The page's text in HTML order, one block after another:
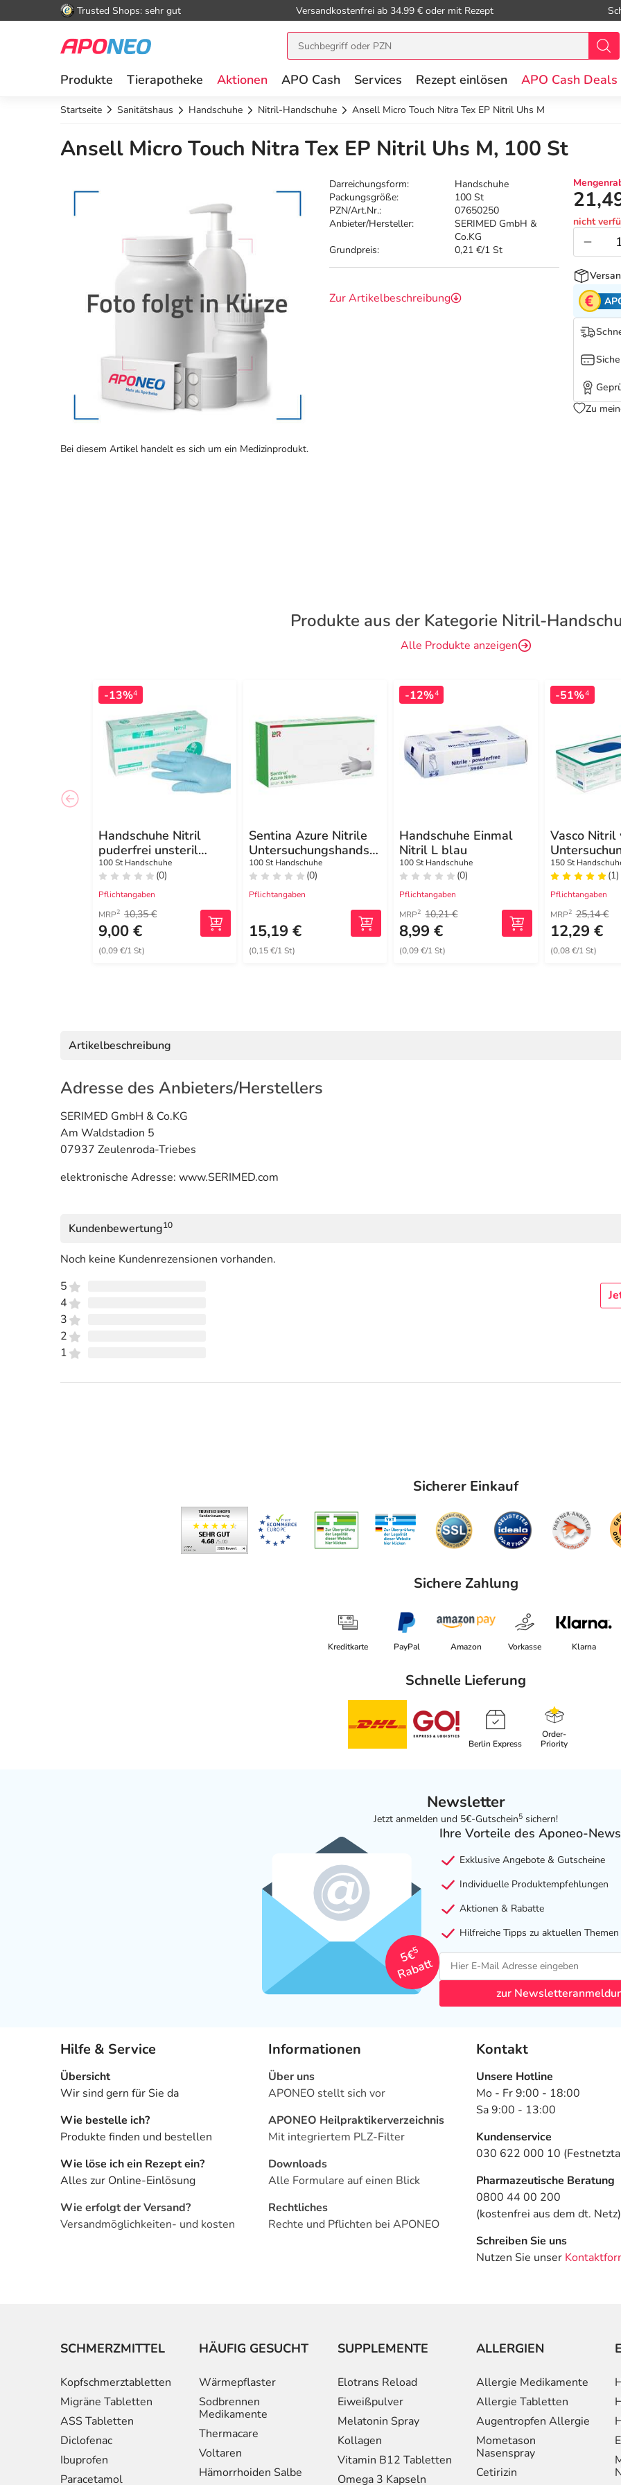
Trusted Shops: sehr gut Versandkostenfrei ab 34.99 € oder mit Rezept
Produkte Tierapotheke Aktionen APO Cash Services Rezept einlösen APO Cash Deals
Startseite Sanitätshaus Handschuhe Nitril-Handschuhe Ansell Micro Touch Nitra Tex EP Nitril Uhs M
Ansell Micro Touch Nitra Tex EP Nitril Uhs M, 100 St
Darreichungsform:
Handschuhe
Packungsgröße:
100 St
PZN/Art.Nr.:
07650250
Anbieter/Hersteller:
SERIMED GmbH &
Co.KG
Grundpreis:
0,21 €/1 St
Zur Artikelbeschreibung
nicht
Zu
Bei diesem Artikel handelt es sich um ein Medizinprodukt.
Produkte aus der Kategorie Nitril-
Alle Produkte anzeigen
-13%4
Handschuhe Nitril
puderfrei unsteril
Größe L blau
100 St Handschuhe
(0)
Pflichtangaben
MRP2 10,35 €
9,00 €
(0,09 €/1 St)
Sentina Azure Nitrile
Untersuchungshandsc
huhe unste.pf XL 9 -
10
100 St Handschuhe
(0)
Pflichtangaben
15,19 €
(0,15 €/1 St)
-12%4
Handschuhe Einmal
Nitril L blau
100 St Handschuhe
(0)
Pflichtangaben
MRP2 10,21 €
8,99 €
(0,09 €/1 St)
-51%4
Vasco Nitril
huhe Größe
150 St
(1)
Pflichtangaben
MRP2 25,14 €
12,29 €
(0,08 €/1 St)
Artikelbeschreibung
Adresse des Anbieters/Herstellers
SERIMED GmbH & Co.KG
Am Waldstadion 5
07937 Zeulenroda-Triebes
elektronische Adresse: www.SERIMED.com
Kundenbewertung10
Noch keine Kundenrezensionen vorhanden.
5
4
3
2
1
Sicherer Einkauf
Sichere Zahlung
Kreditkarte PayPal Amazon Vorkasse Klarna
Schnelle Lieferung
Berlin Express
Order-
Priority
Newsletter
Jetzt anmelden und 5€-Gutschein5 sichern!
5€
5
Rabatt
Ihre Vorteile des Aponeo-
Exklusive Angebote & Gutscheine
Individuelle Produktempfehlungen
Aktionen & Rabatte
Hilfreiche Tipps zu aktuellen Themen
zur
Hilfe & Service
Übersicht
Wir sind gern für Sie da
Wie bestelle ich?
Produkte finden und bestellen
Wie löse ich ein Rezept ein?
Alles zur Online-Einlösung
Wie erfolgt der Versand?
Versandmöglichkeiten- und kosten
Informationen
Über uns
APONEO stellt sich vor
APONEO Heilpraktikerverzeichnis
Mit integriertem PLZ-Filter
Downloads
Alle Formulare auf einen Blick
Rechtliches
Rechte und Pflichten bei APONEO
Kontakt
Unsere Hotline
Mo - Fr 9:00 - 18:00
Sa 9:00 - 13:00
Kundenservice
030 622 000 10
Pharmazeutische Beratung
0800 44 00 200
(kostenfrei aus dem dt. Netz)
Schreiben Sie uns
Nutzen Sie unser
SCHMERZMITTEL
Kopfschmerztabletten
Migräne Tabletten
ASS Tabletten
Diclofenac
Ibuprofen
Paracetamol
HÄUFIG GESUCHT
Wärmepflaster
Sodbrennen
Medikamente
Thermacare
Voltaren
Hämorrhoiden Salbe
SUPPLEMENTE
Elotrans Reload
Eiweißpulver
Melatonin Spray
Kollagen
Vitamin B12 Tabletten
Omega 3 Kapseln
ALLERGIEN
Allergie Medikamente
Allergie Tabletten
Augentropfen Allergie
Mometason
Nasenspray
Cetirizin